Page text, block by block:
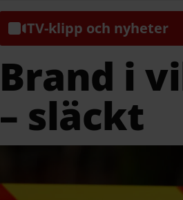
TV-klipp och nyheter
Brand i
– släckt